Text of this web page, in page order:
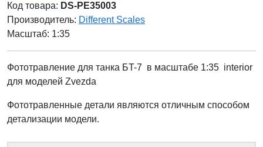
Код товара: DS-PE35003
Производитель: Different Scales
Масштаб: 1:35
Фототравление для танка БT-7 в масштабе 1:35 interior
для моделей Zvezda
Фототравленные детали являются отличным способом
детализации модели.